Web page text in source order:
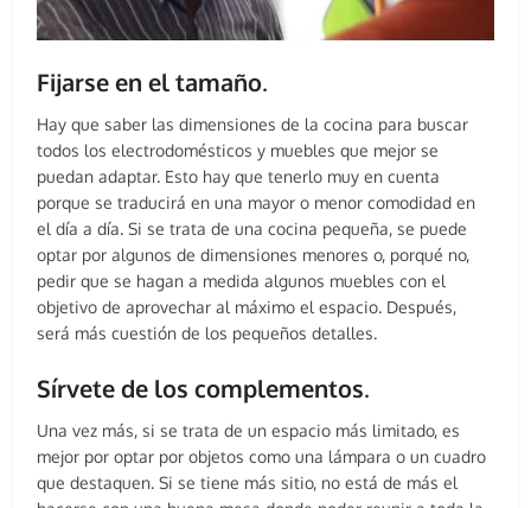
Fijarse en el tamaño.
Hay que saber las dimensiones de la cocina para buscar
todos los electrodomésticos y muebles que mejor se
puedan adaptar. Esto hay que tenerlo muy en cuenta
porque se traducirá en una mayor o menor comodidad en
el día a día. Si se trata de una cocina pequeña, se puede
optar por algunos de dimensiones menores o, porqué no,
pedir que se hagan a medida algunos muebles con el
objetivo de aprovechar al máximo el espacio. Después,
será más cuestión de los pequeños detalles.
Sírvete de los complementos.
Una vez más, si se trata de un espacio más limitado, es
mejor por optar por objetos como una lámpara o un cuadro
que destaquen. Si se tiene más sitio, no está de más el